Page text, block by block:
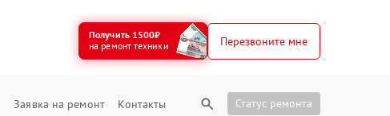
Получить 1500₽
на ремонт техники
Перезвоните мне
Заявка на ремонт Контакты Статус ремонта